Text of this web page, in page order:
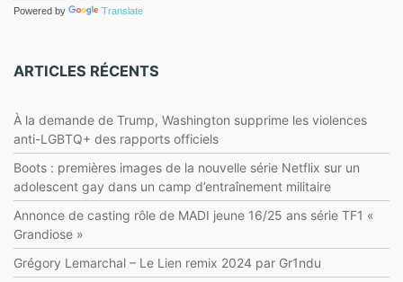
Powered by Translate
ARTICLES RÉCENTS
À la demande de Trump, Washington supprime les violences
anti-LGBTQ+ des rapports officiels
Boots : premières images de la nouvelle série Netflix sur un
adolescent gay dans un camp d’entraînement militaire
Annonce de casting rôle de MADI jeune 16/25 ans série TF1 «
Grandiose »
Grégory Lemarchal – Le Lien remix 2024 par Gr1ndu